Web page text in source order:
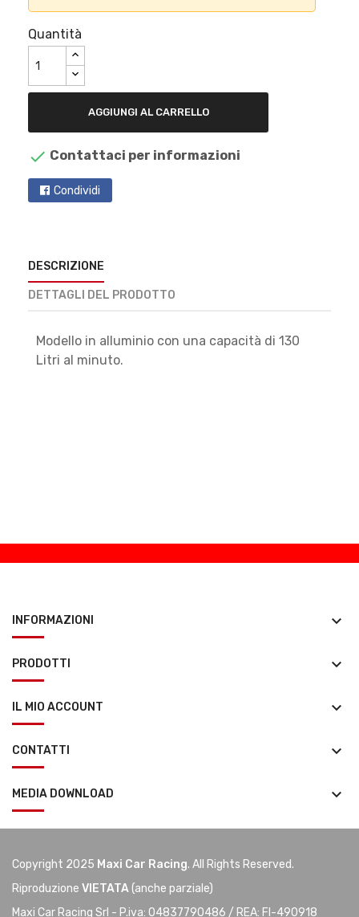
Quantità
AGGIUNGI AL CARRELLO
 Contattaci per informazioni
Condividi
DESCRIZIONE
DETTAGLI DEL PRODOTTO
Modello in alluminio con una capacità di 130
Litri al minuto.
INFORMAZIONI keyboard_arrow_down
PRODOTTI keyboard_arrow_down
IL MIO ACCOUNT keyboard_arrow_down
CONTATTI keyboard_arrow_down
MEDIA DOWNLOAD keyboard_arrow_down
Copyright 2025 Maxi Car Racing. All Rights Reserved.
Riproduzione VIETATA(anche parziale)
Maxi Car Racing Srl - P.iva: 04837790486 / REA: FI-490918